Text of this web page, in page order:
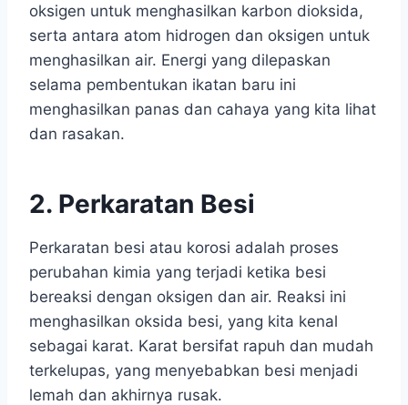
oksigen untuk menghasilkan karbon dioksida,
serta antara atom hidrogen dan oksigen untuk
menghasilkan air. Energi yang dilepaskan
selama pembentukan ikatan baru ini
menghasilkan panas dan cahaya yang kita lihat
dan rasakan.
2. Perkaratan Besi
Perkaratan besi atau korosi adalah proses
perubahan kimia yang terjadi ketika besi
bereaksi dengan oksigen dan air. Reaksi ini
menghasilkan oksida besi, yang kita kenal
sebagai karat. Karat bersifat rapuh dan mudah
terkelupas, yang menyebabkan besi menjadi
lemah dan akhirnya rusak.